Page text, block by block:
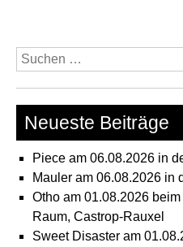
Suchen
nach:
Neueste Beiträge
Piece am 06.08.2026 in
Mauler am 06.08.2026 in
Otho am 01.08.2026
Raum, Castrop-Rauxel
Sweet Disaster am